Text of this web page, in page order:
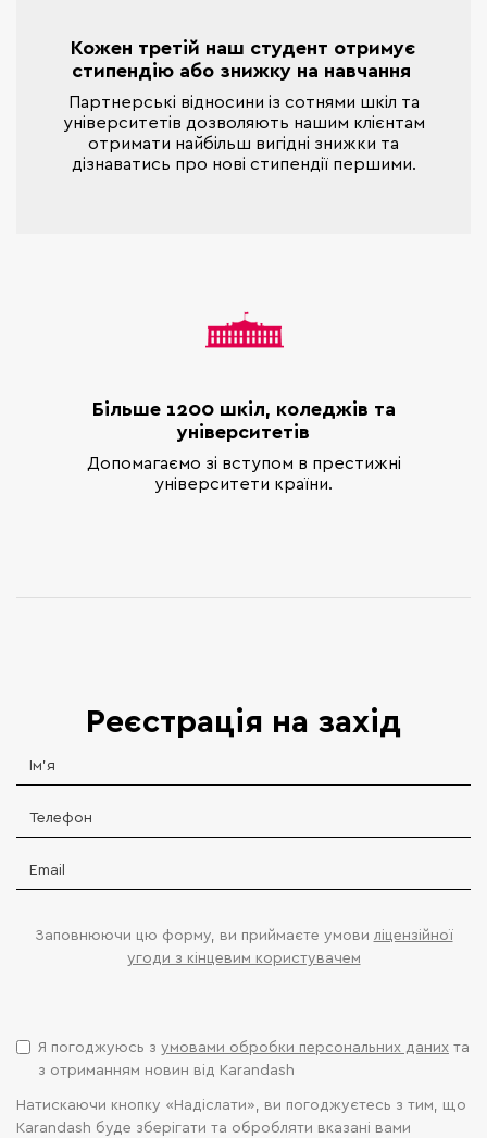
Кожен третій наш студент отримує
стипендію або знижку на навчання
Партнерські відносини із сотнями шкіл та
університетів дозволяють нашим клієнтам
отримати найбільш вигідні знижки та
дізнаватись про нові стипендії першими.
Більше 1200 шкіл, коледжів та
університетів
Допомагаємо зі вступом в престижні
університети країни.
Реєстрація на захід
Заповнюючи цю форму, ви приймаєте умови ліцензійної
угоди з кінцевим користувачем
Я погоджуюсь з умовами обробки персональних даних та
з отриманням новин від Karandash
Натискаючи кнопку «Надіслати», ви погоджуєтесь з тим, що
Karandash буде зберігати та обробляти вказані вами